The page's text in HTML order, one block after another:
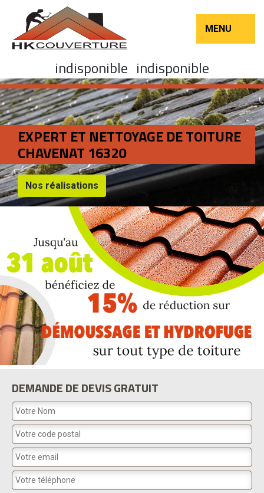
MENU
indisponible indisponible
EXPERT ET NETTOYAGE DE TOITURE
CHAVENAT 16320
Nos réalisations
DEMANDE DE DEVIS GRATUIT